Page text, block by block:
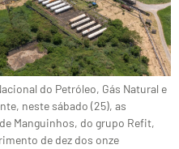
do Petróleo, Gás Natural e
neste sábado (25), as
Manguinhos, do grupo Refit,
de dez dos onze